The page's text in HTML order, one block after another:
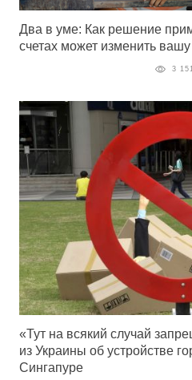
Два в уме: Как решение
счетах может изменить
3
«Тут на всякий случай
из Украины об устройстве
Сингапуре